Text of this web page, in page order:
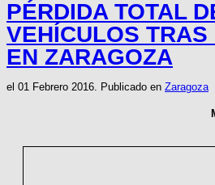
PÉRDIDA TOTAL
VEHÍCULOS TRAS
EN ZARAGOZA
el 01 Febrero 2016. Publicado en Zaragoza